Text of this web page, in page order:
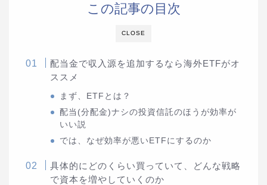
CLOSE
この記事の目次
配当金で収入源を追加するなら海外ETFがオ
ススメ
まず、ETFとは？
配当(分配金)ナシの投資信託のほうが効率が
いい説
では、なぜ効率が悪いETFにするのか
具体的にどのくらい買っていて、どんな戦略
で資本を増やしていくのか